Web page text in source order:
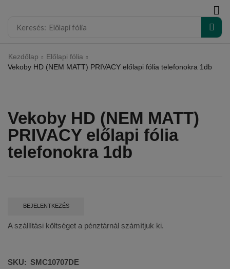
Keresés: Előlapi fólia
Kezdőlap
Előlapi fólia
Vekoby HD (NEM MATT) PRIVACY előlapi fólia telefonokra 1db
Vekoby HD (NEM MATT)
PRIVACY előlapi fólia
telefonokra 1db
BEJELENTKEZÉS
A szállítási költséget a pénztárnál számítjuk ki.
SKU: SMC10707DE